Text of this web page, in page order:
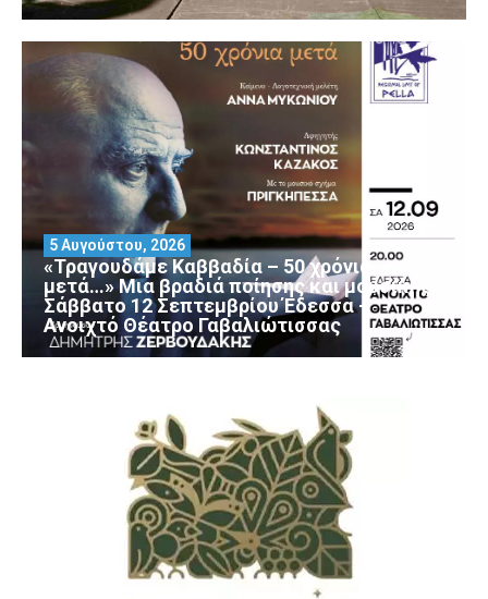
«Τραγουδάμε Καββαδία – 50 χρόνια
μετά…» Μια βραδιά ποίησης και μουσικής
Σάββατο 12 Σεπτεμβρίου Έδεσσα –
Ανοιχτό Θέατρο Γαβαλιώτισσας
5 Αυγούστου, 2026